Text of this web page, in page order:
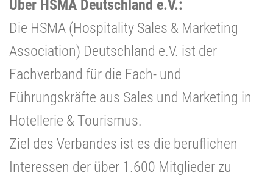
Über HSMA Deutschland e.V.:
Die HSMA (Hospitality Sales & Marketing
Association) Deutschland e.V. ist der
Fachverband für die Fach- und
Führungskräfte aus Sales und Marketing in
Hotellerie & Tourismus.
Ziel des Verbandes ist es die beruflichen
Interessen der über 1.600 Mitglieder zu